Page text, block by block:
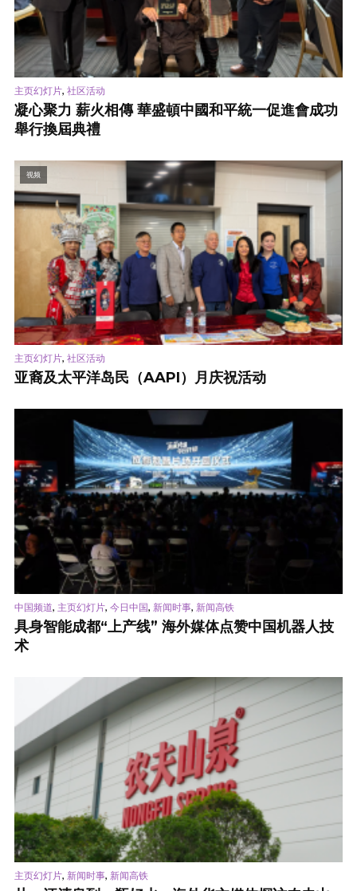
主页幻灯片, 社区活动
凝心聚力 薪火相傳 華盛頓中國和平統一促進會成功
舉行換屆典禮
视频
主页幻灯片, 社区活动
亚裔及太平洋岛民（AAPI）月庆祝活动
中国频道, 主页幻灯片, 今日中国, 新闻时事, 新闻高铁
具身智能成都“上产线” 海外媒体点赞中国机器人技
术
主页幻灯片, 新闻时事, 新闻高铁